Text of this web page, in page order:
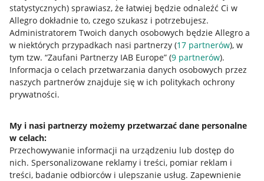
statystycznych) sprawiasz, że łatwiej będzie odnaleźć Ci w
Allegro dokładnie to, czego szukasz i potrzebujesz.
Administratorem Twoich danych osobowych będzie Allegro a
w niektórych przypadkach nasi partnerzy (17 partnerów), w
tym tzw. “Zaufani Partnerzy IAB Europe” (9 partnerów).
Informacja o celach przetwarzania danych osobowych przez
naszych partnerów znajduje się w ich politykach ochrony
prywatności.
My i nasi partnerzy możemy przetwarzać dane personalne
w celach:
Przechowywanie informacji na urządzeniu lub dostęp do
nich. Spersonalizowane reklamy i treści, pomiar reklam i
treści, badanie odbiorców i ulepszanie usług. Zapewnienie
Allegro Gadane dla sprzedających
Allegro Gadane dla kupujących
Mapa miejscowości
Informacje prawne
Polityka plików "cookies"
Ustawienia plików "cookies"
Udostępnianie lokalizacji